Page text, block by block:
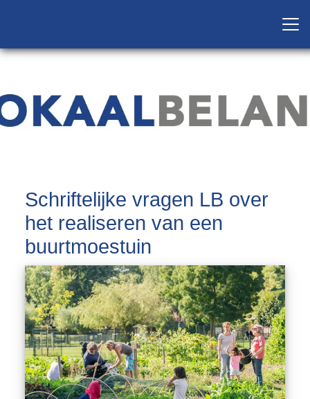
Schriftelijke vragen LB over
het realiseren van een
buurtmoestuin